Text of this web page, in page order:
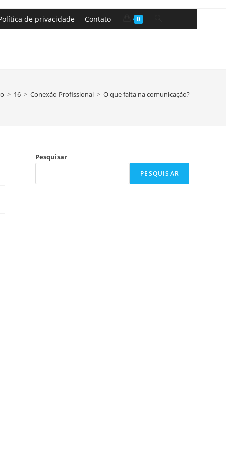
de privacidade Contato 0
> 16 > Conexão Profissional > O que falta na comunicação?
Pesquisar
PESQUISAR